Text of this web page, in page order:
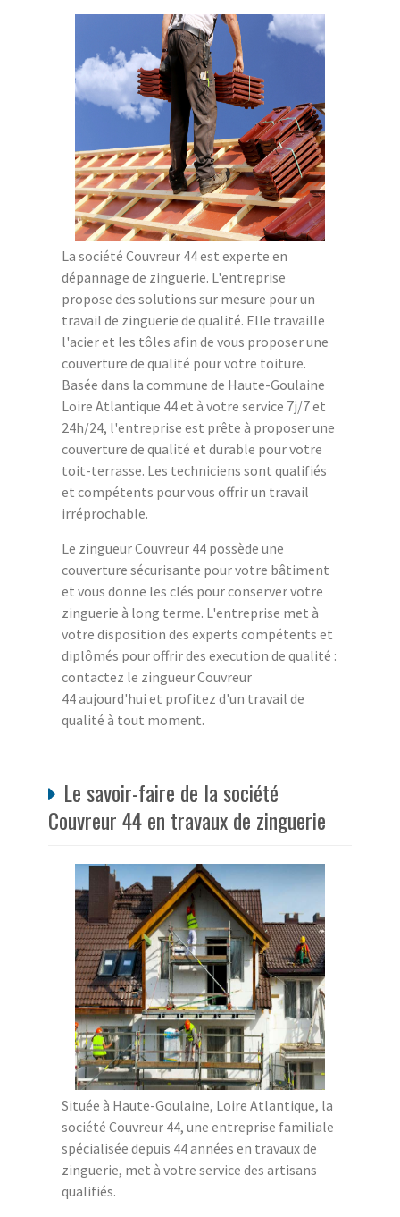
La société Couvreur 44 est experte en
dépannage de zinguerie. L'entreprise
propose des solutions sur mesure pour un
travail de zinguerie de qualité. Elle travaille
l'acier et les tôles afin de vous proposer une
couverture de qualité pour votre toiture.
Basée dans la commune de Haute-Goulaine
Loire Atlantique 44 et à votre service 7j/7 et
24h/24, l'entreprise est prête à proposer une
couverture de qualité et durable pour votre
toit-terrasse. Les techniciens sont qualifiés
et compétents pour vous offrir un travail
irréprochable.
Le zingueur Couvreur 44 possède une
couverture sécurisante pour votre bâtiment
et vous donne les clés pour conserver votre
zinguerie à long terme. L'entreprise met à
votre disposition des experts compétents et
diplômés pour offrir des execution de qualité :
contactez le zingueur Couvreur
44 aujourd'hui et profitez d'un travail de
qualité à tout moment.
Le savoir-faire de la société
Couvreur 44 en travaux de zinguerie
Située à Haute-Goulaine, Loire Atlantique, la
société Couvreur 44, une entreprise familiale
spécialisée depuis 44 années en travaux de
zinguerie, met à votre service des artisans
qualifiés.